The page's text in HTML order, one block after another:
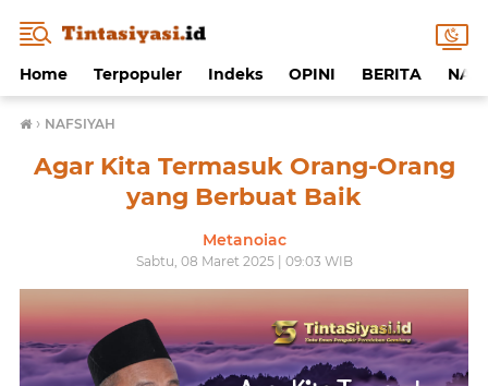
Home Terpopuler Indeks OPINI BERITA
› NAFSIYAH
Agar Kita Termasuk Orang-Orang
yang Berbuat Baik
Metanoiac
Sabtu, 08 Maret 2025 | 09:03 WIB